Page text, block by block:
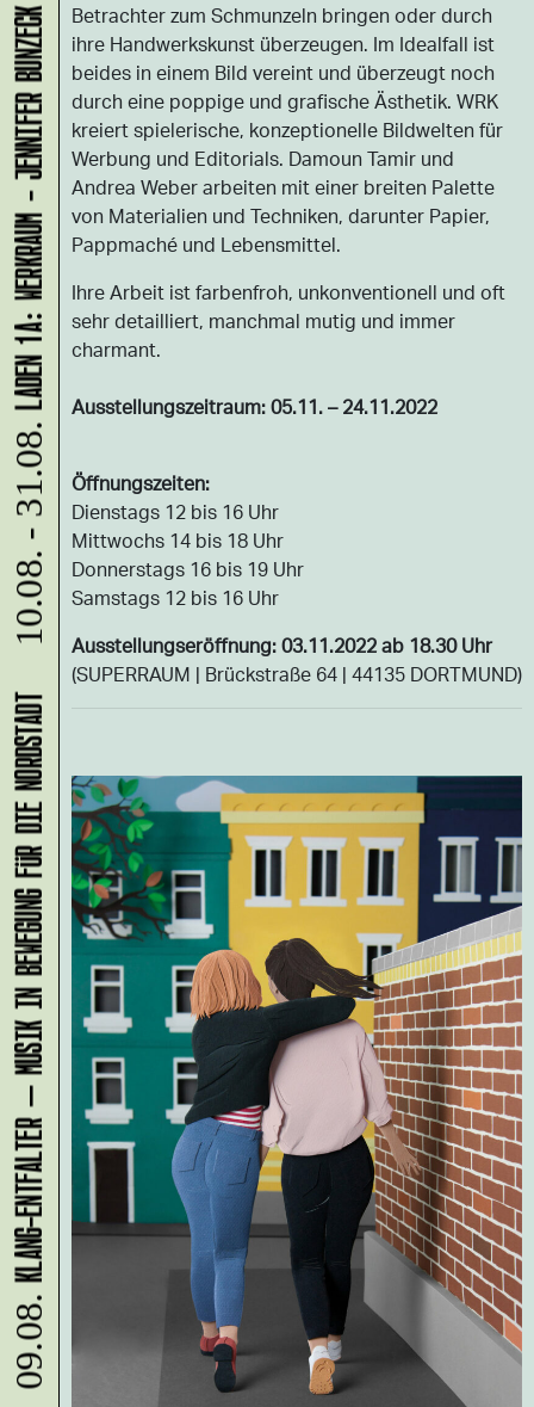
Betrachter zum Schmunzeln bringen oder durch
ihre Handwerkskunst überzeugen. Im Idealfall ist
beides in einem Bild vereint und überzeugt noch
durch eine poppige und grafische Ästhetik. WRK
kreiert spielerische, konzeptionelle Bildwelten für
Werbung und Editorials. Damoun Tamir und
Andrea Weber arbeiten mit einer breiten Palette
von Materialien und Techniken, darunter Papier,
Pappmaché und Lebensmittel.
Ihre Arbeit ist farbenfroh, unkonventionell und oft
sehr detailliert, manchmal mutig und immer
charmant.
Ausstellungszeitraum: 05.11. – 24.11.2022
Öffnungszeiten:
Dienstags 12 bis 16 Uhr
Mittwochs 14 bis 18 Uhr
Donnerstags 16 bis 19 Uhr
Samstags 12 bis 16 Uhr
Ausstellungseröffnung: 03.11.2022 ab 18.30 Uhr
(SUPERRAUM | Brückstraße 64 | 44135 DORTMUND)
09.08.
KLANG-ENTFALTER – MUSIK IN BEWEGUNG FÜR DIE NORDSTADT
10.08. - 31.08.
LADEN 1A: WERKRAUM - JENNIFER BUNZECK